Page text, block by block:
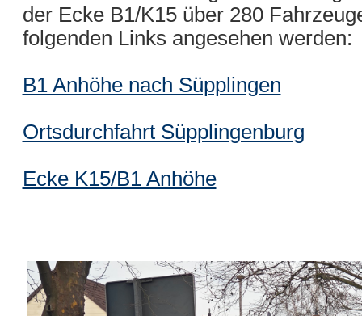
der Ecke B1/K15 über 280
folgenden Links angesehen werden:
B1 Anhöhe nach Süpplingen
Ortsdurchfahrt Süpplingenburg
Ecke K15/B1 Anhöhe